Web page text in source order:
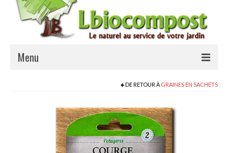
Menu
Potager – Graines
Haricots
DE RETOUR À GRAINES EN SACHETS